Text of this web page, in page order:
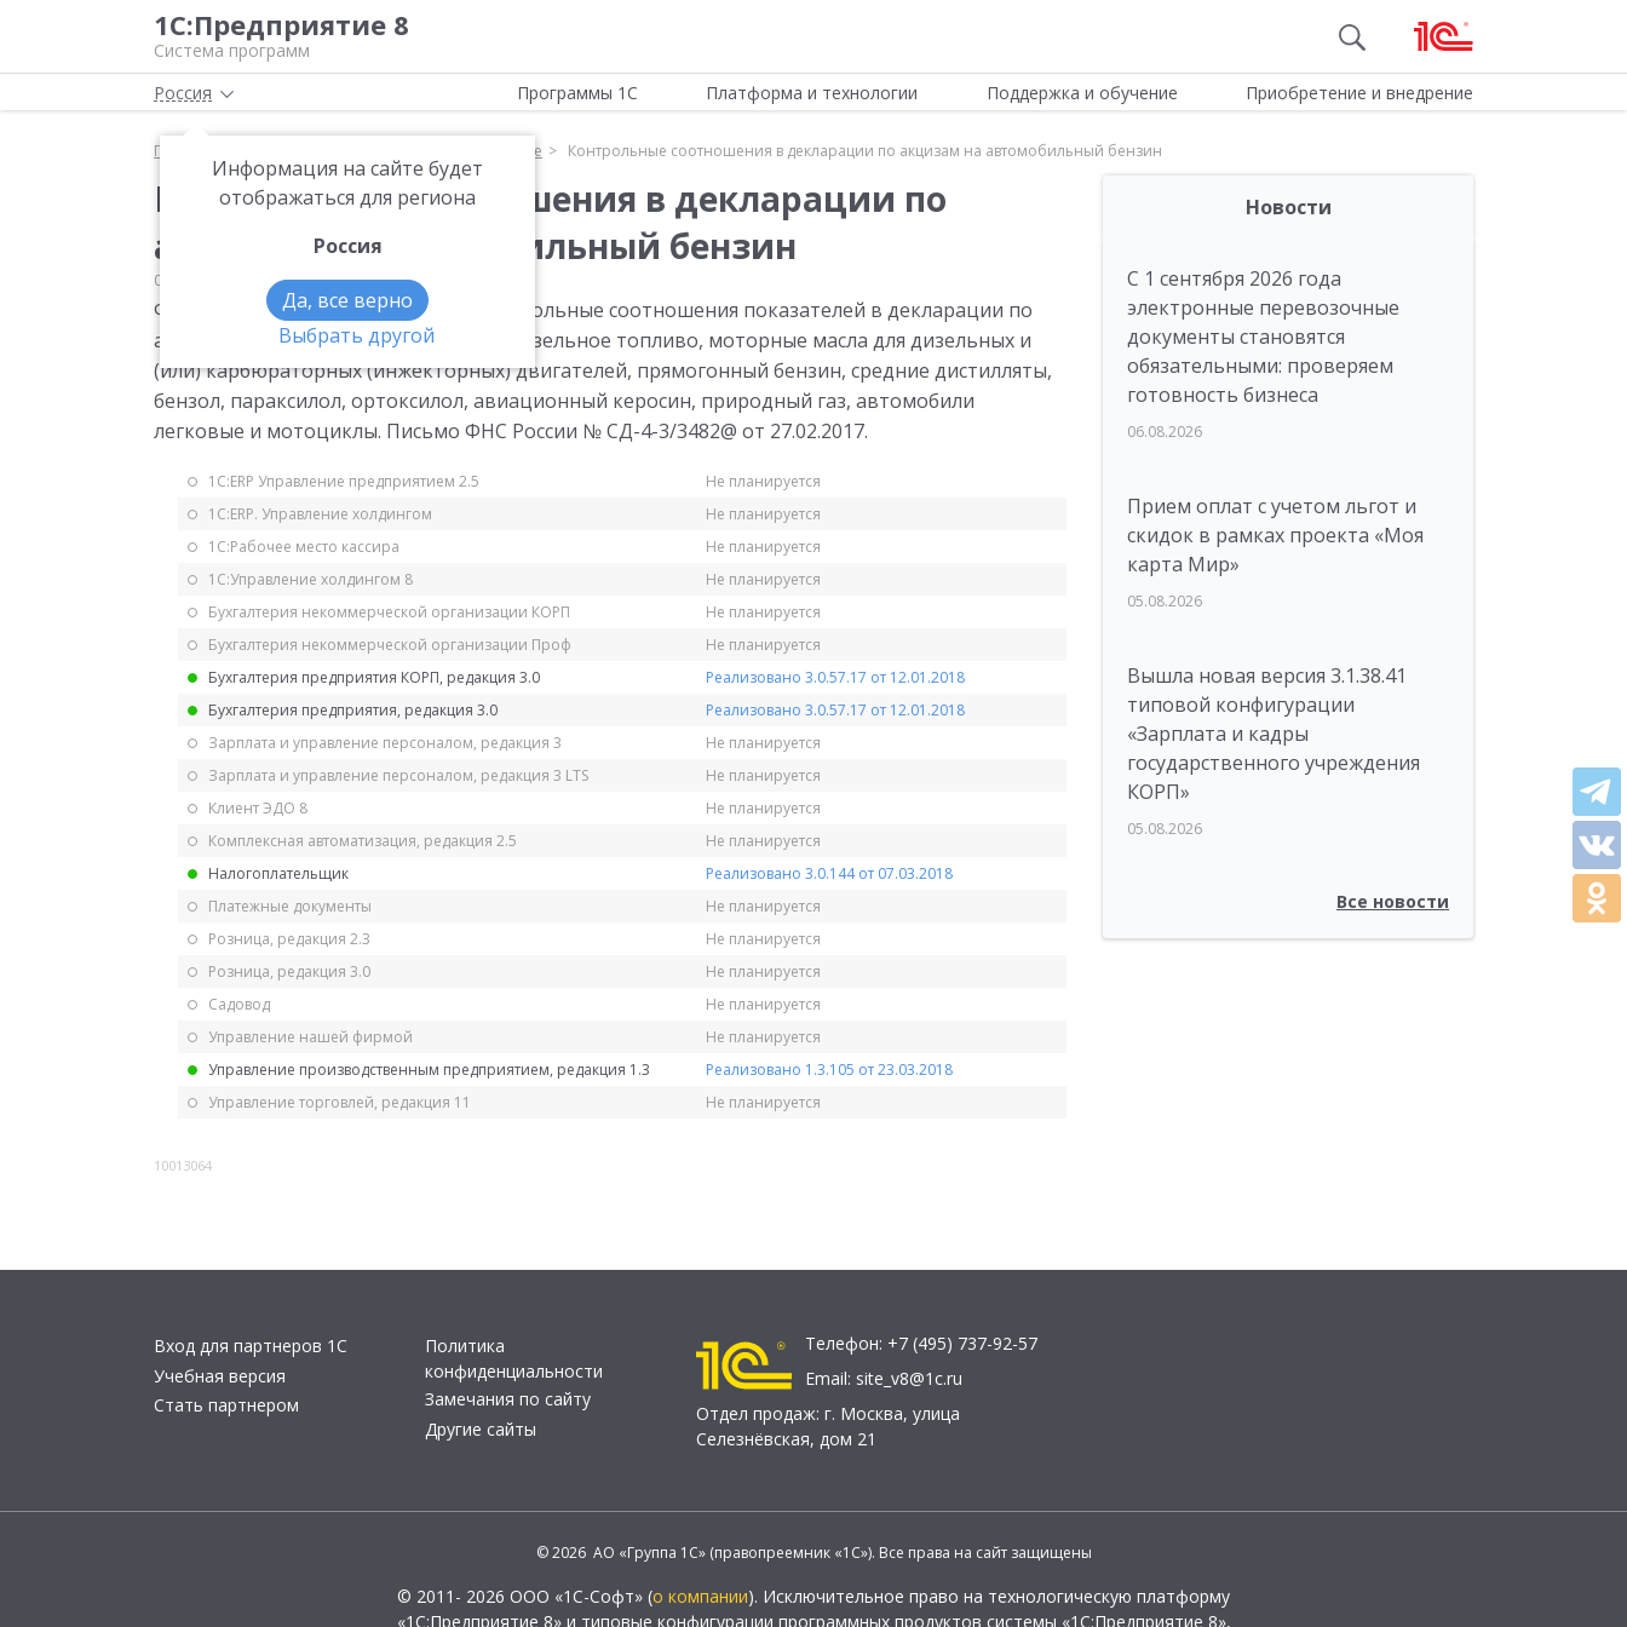
1С:Предприятие 8
Система программ
Россия
Информация на сайте будет
отображаться для региона
Россия
Да, все верно
Выбрать другой
Программы 1С Платформа и технологии Поддержка и обучение Приобретение и внедрение
Главная Прочее Контрольные соотношения в декларации по акцизам на автомобильный бензин
Контрольные соотношения в декларации по
акцизам на автомобильный бензин
06.03.2017 Прочее
ФНС рекомендует использовать контрольные соотношения показателей в декларации по
акцизам на автомобильный бензин, дизельное топливо, моторные масла для дизельных и
(или) карбюраторных (инжекторных) двигателей, прямогонный бензин, средние дистилляты,
бензол, параксилол, ортоксилол, авиационный керосин, природный газ, автомобили
легковые и мотоциклы. Письмо ФНС России № СД-4-3/3482@ от 27.02.2017.
1С:ERP Управление предприятием 2.5
Не планируется
1С:ERP. Управление холдингом
Не планируется
1С:Рабочее место кассира
Не планируется
1С:Управление холдингом 8
Не планируется
Бухгалтерия некоммерческой организации КОРП
Не планируется
Бухгалтерия некоммерческой организации Проф
Не планируется
Бухгалтерия предприятия КОРП, редакция 3.0
Реализовано 3.0.57.17 от 12.01.2018
Бухгалтерия предприятия, редакция 3.0
Реализовано 3.0.57.17 от 12.01.2018
Зарплата и управление персоналом, редакция 3
Не планируется
Зарплата и управление персоналом, редакция 3 LTS
Не планируется
Клиент ЭДО 8
Не планируется
Комплексная автоматизация, редакция 2.5
Не планируется
Налогоплательщик
Реализовано 3.0.144 от 07.03.2018
Платежные документы
Не планируется
Розница, редакция 2.3
Не планируется
Розница, редакция 3.0
Не планируется
Садовод
Не планируется
Управление нашей фирмой
Не планируется
Управление производственным предприятием, редакция 1.3
Реализовано 1.3.105 от 23.03.2018
Управление торговлей, редакция 11
Не планируется
10013064
Новости
С 1 сентября 2026 года
электронные перевозочные
документы становятся
обязательными: проверяем
готовность бизнеса
06.08.2026
Прием оплат с учетом льгот и
скидок в рамках проекта «Моя
карта Мир»
05.08.2026
Вышла новая версия 3.1.38.41
типовой конфигурации
«Зарплата и кадры
государственного учреждения
КОРП»
05.08.2026
Все новости
Вход для партнеров 1С
Учебная версия
Стать партнером
Политика
конфиденциальности
Замечания по сайту
Другие сайты
Телефон: +7 (495) 737-92-57
Email: site_v8@1c.ru
Отдел продаж: г. Москва, улица
Селезнёвская, дом 21
© 2026 АО «Группа 1С» (правопреемник «1С»). Все права на сайт защищены
© 2011- 2026 ООО «1С-Софт» (о компании). Исключительное право на технологическую платформу
«1С:Предприятие 8» и типовые конфигурации программных продуктов системы «1С:Предприятие 8»,